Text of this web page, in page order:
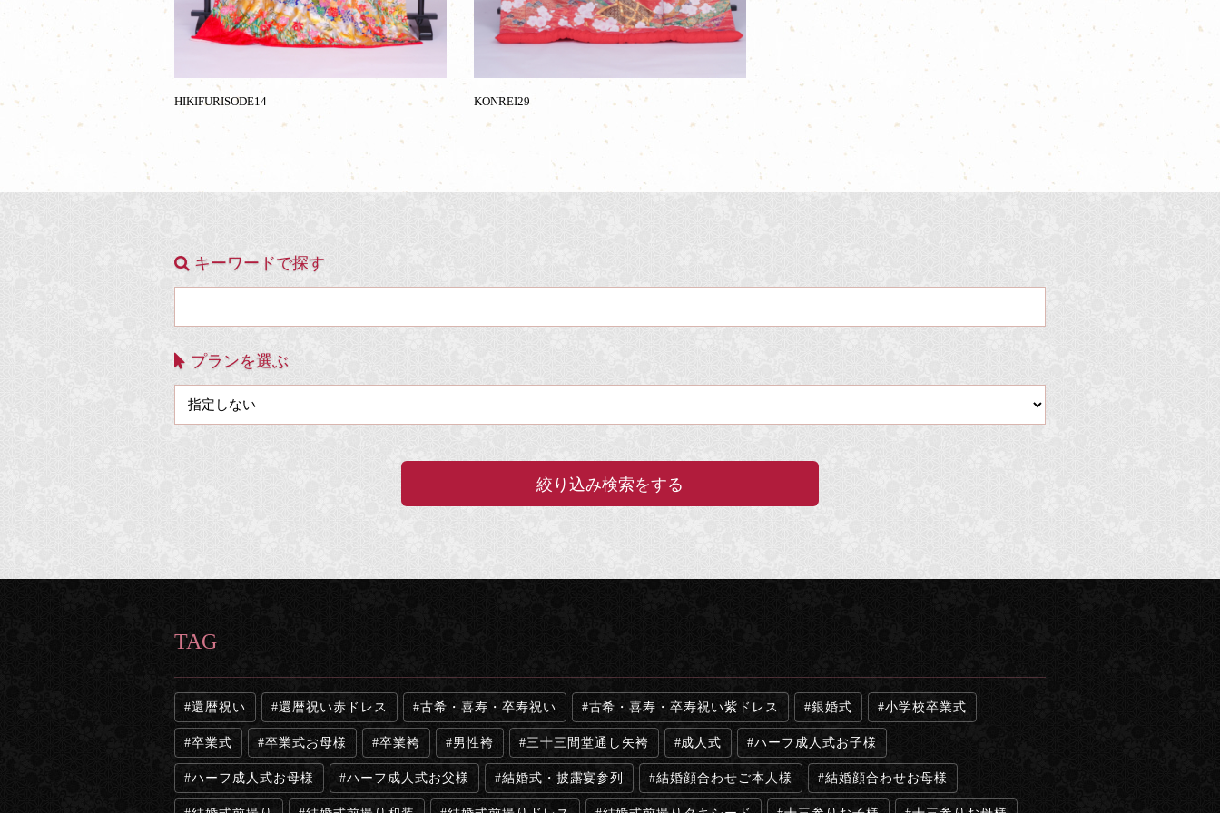
HIKIFURISODE14 KONREI29
キーワードで探す
プランを選ぶ
TAG
還暦祝い 還暦祝い赤ドレス 古希・喜寿・卒寿祝い 古希・喜寿・卒寿祝い紫ドレス 銀婚式 小学校卒業式
卒業式 卒業式お母様 卒業袴 男性袴 三十三間堂通し矢袴 成人式 ハーフ成人式お子様
ハーフ成人式お母様 ハーフ成人式お父様 結婚式・披露宴参列 結婚顔合わせご本人様 結婚顔合わせお母様